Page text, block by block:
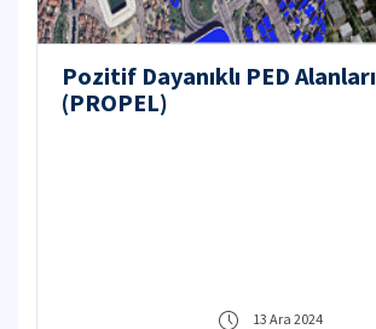
Pozitif Dayanıklı PED Alanları
(PROPEL)
13 Ara 2024